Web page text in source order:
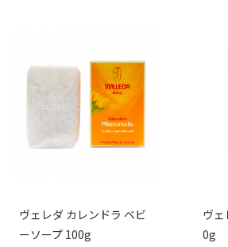
ヴェレダ カレンドラ ベビ
ーソープ 100g
ヴェ
0g